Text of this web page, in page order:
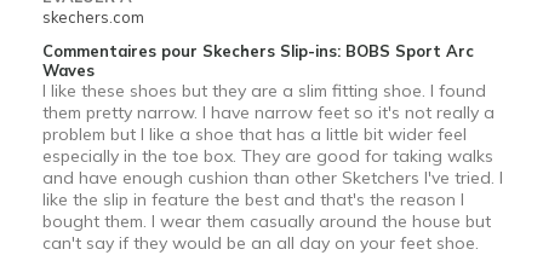
skechers.com
Commentaires pour Skechers Slip-ins: BOBS Sport Arc
Waves
I like these shoes but they are a slim fitting shoe. I found
them pretty narrow. I have narrow feet so it's not really a
problem but I like a shoe that has a little bit wider feel
especially in the toe box. They are good for taking walks
and have enough cushion than other Sketchers I've tried. I
like the slip in feature the best and that's the reason I
bought them. I wear them casually around the house but
can't say if they would be an all day on your feet shoe.